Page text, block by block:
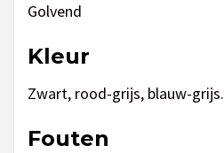
Golvend
Kleur
Zwart, rood-grijs, blauw-grijs.
Fouten